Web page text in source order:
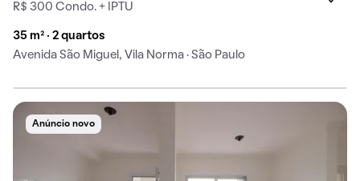
R$ 300 Condo. + IPTU
35 m² · 2 quartos
Avenida São Miguel, Vila Norma · São Paulo
Anúncio novo